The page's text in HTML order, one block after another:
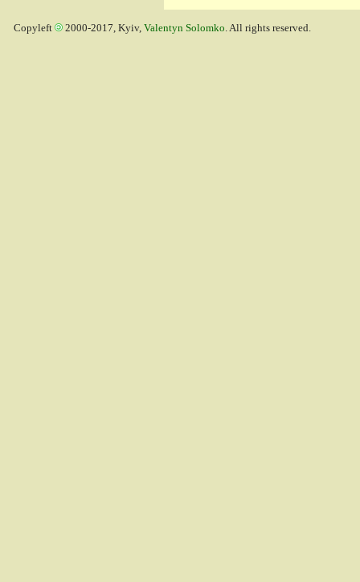
Copyleft 2000-2017, Kyiv, Valentyn Solomko. All rights reserved.